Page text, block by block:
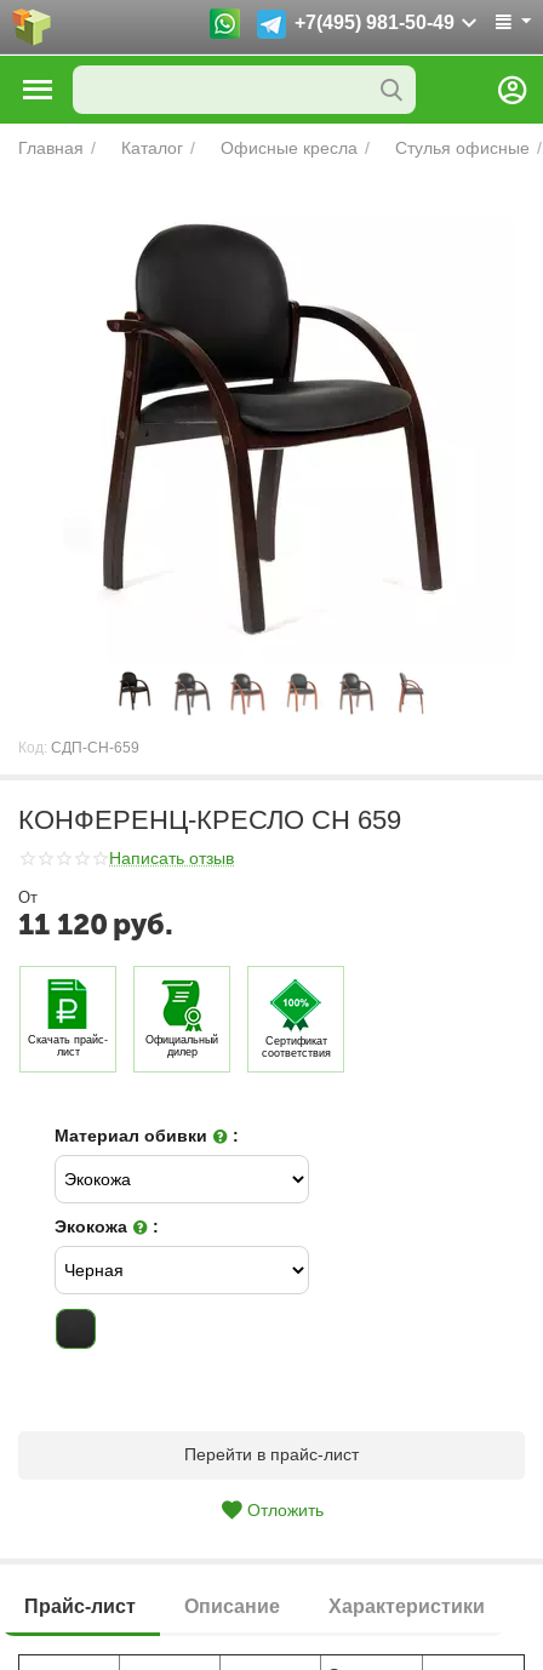
+7(495) 981-50-49
Главная / Каталог / Офисные кресла / Стулья офисные /
Код: СДП-CH-659
КОНФЕРЕНЦ-КРЕСЛО CH 659
Написать отзыв
От
11 120 руб.
Скачать прайс-
лист
Официальный
дилер
Сертификат
соответствия
Материал обивки :
Экокожа :
Перейти в прайс-лист
Отложить
Прайс-лист Описание Характеристики